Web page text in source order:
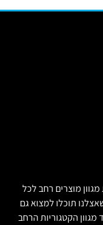
מוצרים רחב לכל
תוכלו למצוא גם
מגוון הקטגוריות הרחב